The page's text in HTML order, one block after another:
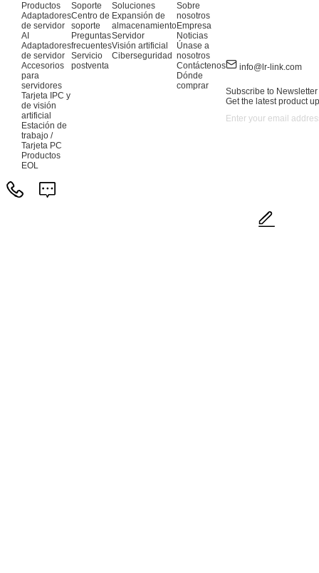
Productos
Adaptadores
de servidor
AI
Adaptadores
de servidor
Accesorios
para
servidores
Tarjeta IPC y
de visión
artificial
Estación de
trabajo /
Tarjeta PC
Productos
EOL
Soporte
Centro de
soporte
Preguntas
frecuentes
Servicio
postventa
Soluciones
Expansión de
almacenamiento
Servidor
Visión artificial
Ciberseguridad
Sobre
nosotros
Empresa
Noticias
Únase a
nosotros
Contáctenos
Dónde
comprar
info@lr-link.com
Subscribe to Newsletter
Get the latest product